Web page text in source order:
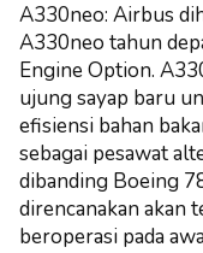
A330neo: Airbus
A330neo tahun
Engine Option.
ujung sayap baru
efisiensi bahan
sebagai pesawat
dibanding Boeing
direncanakan akan
beroperasi pada